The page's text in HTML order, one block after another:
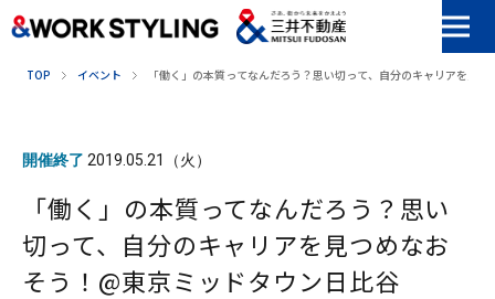
TOP イベント 「働く」の本質ってなんだろう？思い切って、自分のキャリアを見
開催終了 2019.05.21（火）
「働く」の本質ってなんだろう？思い
切って、自分のキャリアを見つめなお
そう！@東京ミッドタウン日比谷